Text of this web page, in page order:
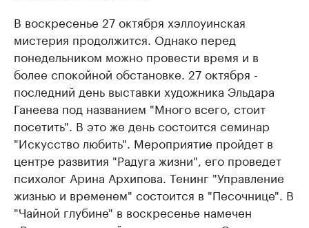
В воскресенье 27 октября хэллоуинская
мистерия продолжится. Однако перед
понедельником можно провести время и в
более спокойной обстановке. 27 октября -
последний день выставки художника Эльдара
Ганеева под названием "Много всего, стоит
посетить". В это же день состоится семинар
"Искусство любить". Мероприятие пройдет в
центре развития "Радуга жизни", его проведет
психолог Арина Архипова. Тенинг "Управление
жизнью и временем" состоится в "Песочнице". В
"Чайной глубине" в воскресенье намечен